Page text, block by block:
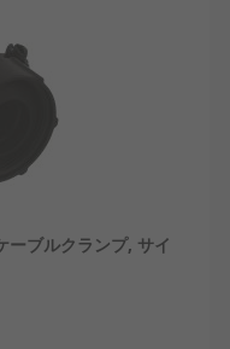
ル保護によ
。
陽光パネルや風
で使用。
に強く、信号ケ
。
実現。
ーブルクランプ, サイ